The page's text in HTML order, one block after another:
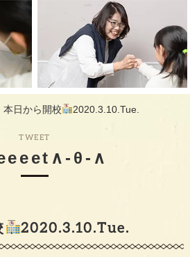
本日から開校 2020.3.10.Tue.
TWEET
θ-∧
2020.3.10.Tue.